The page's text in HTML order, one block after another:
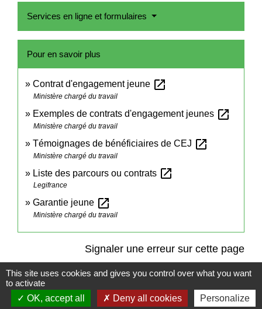
Services en ligne et formulaires
Pour en savoir plus
Contrat d'engagement jeune open_in_new
Ministère chargé du travail
Exemples de contrats d'engagement jeunes open_in_new
Ministère chargé du travail
Témoignages de bénéficiaires de CEJ open_in_new
Ministère chargé du travail
Liste des parcours ou contrats open_in_new
Legifrance
Garantie jeune open_in_new
Ministère chargé du travail
Signaler une erreur sur cette page
This site uses cookies and gives you control over what you want
to activate
OK, accept all
Deny all cookies Personalize